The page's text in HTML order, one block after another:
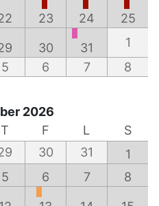
23 24 25
30 31
1
5 6 7 8
2026
T F L
S
30 31
1
5 6 7 8